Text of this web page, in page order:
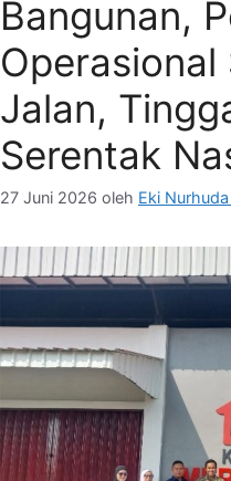
Bangunan,
Operasional
Jalan,
Serentak
27 Juni 2026 oleh Eki